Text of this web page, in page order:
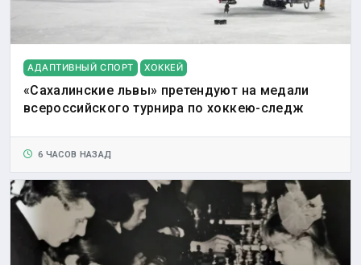
АДАПТИВНЫЙ СПОРТ ХОККЕЙ
«Сахалинские львы» претендуют на медали
всероссийского турнира по хоккею-следж
6 ЧАСОВ НАЗАД